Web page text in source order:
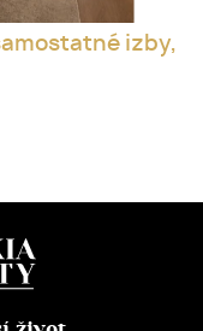
izby,